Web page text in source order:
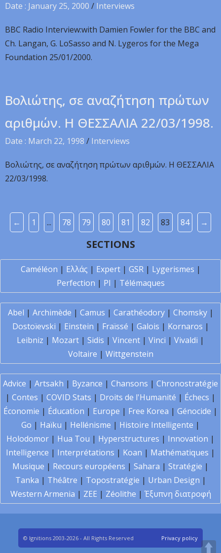
Date : January 25, 2000 / Interviews
BBC Radio Interview:with Damien Fowler for the BBC and
Ch. Langan, G. LoSasso and N. Lygeros for the Mega
Foundation 25/01/2000.
Boλιώτης, σε αναζήτηση πρώτων
αριθμών. H ΘEΣΣAΛIA 22/03/1998.
Date : March 22, 1998 / Interviews
Boλιώτης, σε αναζήτηση πρώτων αριθμών. H ΘEΣΣAΛIA
22/03/1998.
← 1 ... 78 79 80 81 82 83 84 →
SECTIONS
Caméléon | Ελλάς | Expert| GSR| Lygerismes |
Perfection | PI | Télémaques
Abel | Archimède | Camus | Carathéodory| Chomsky|
Dostoïevski | Einstein | Fraïssé | Galois | Kornaros |
Leibniz | Mozart | Sidis | Vincent | Vinci | Vivaldi |
Voltaire | Wittgenstein
Advice | Artsakh | Byzance | Chansons | Chronostratégie
| Contes | COVID Stats | Droits de l'Humanité | Échecs |
Économie | Éducation | Europe | Free Korea | Génocide |
Go | Haïku | Hellénisme | Histoire Intelligente |
Holodomor | Hua Tou | Hyperstructures | Innovation |
Intelligence | Interprétations | Koan | Mathématiques |
Musique | Recours européens | Sahara | Stratégie |
Tanka | Théâtre | Topostratégie | Urban Design |
Western Armenia | ZEE | Zéolithe | Έξυπνη διατροφή
© Ignitions 2003-2026 - All Rights Reserved Privacy policy